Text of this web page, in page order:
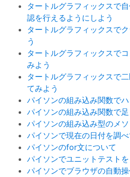
タートルグラフィックスで
認を行えるようにしよう
タートルグラフィックスで
う
タートルグラフィックスで
みよう
タートルグラフィックスで
てみよう
パイソンの組み込み関数でハ
パイソンの組み込み関数で
パイソンの組み込み型のメ
パイソンで現在の日付を調べ
パイソンのfor文について
パイソンでユニットテスト
パイソンでブラウザの自動